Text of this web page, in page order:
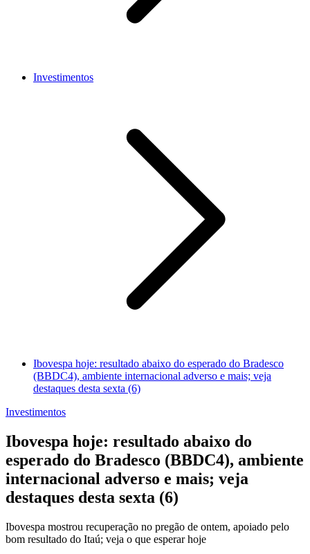
Investimentos
Ibovespa hoje: resultado abaixo do esperado do Bradesco
(BBDC4), ambiente internacional adverso e mais; veja
destaques desta sexta (6)
Investimentos
Ibovespa hoje: resultado abaixo do
esperado do Bradesco (BBDC4), ambiente
internacional adverso e mais; veja
destaques desta sexta (6)
Ibovespa mostrou recuperação no pregão de ontem, apoiado pelo
bom resultado do Itaú; veja o que esperar hoje